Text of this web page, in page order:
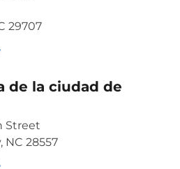
29707
de la ciudad de
Street
NC 28557